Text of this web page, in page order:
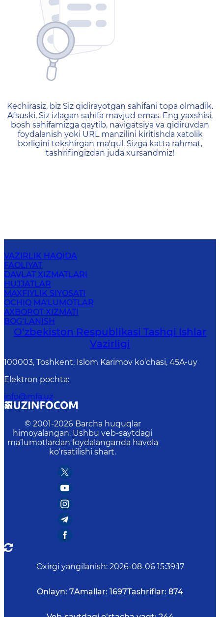
404 — Страница не
Kechirasiz, biz Siz qidirayotgan sahifani topa olmadik.
Afsuski, Siz izlagan sahifa mavjud emas. Eng yaxshisi,
bosh sahifamizga qaytib, navigatsiya va qidiruvdan
foydalanish yoki URL manzilini kiritishda xatolik
borligini tekshirgan ma'qul. Sizga katta rahmat,
tashrifingizdan juda xursandmiz!
VAZIRLIK HAQIDA
FAOLIYAT
DAVLAT XIZMATLARI
HUJJATLAR
MAXFIYLIK SIYOSATI
OCHIQ MA'LUMOTLAR
AXBOROT XIZMATI
BOG‘LANISH
O‘zbеkistоn Rеspublikаsi Tashqi Ishlаr
Vаzirligi
100003, Toshkent, Islom Karimov ko‘chasi, 45A-uy
Elektron pochta:
info@mfa.uz
© 2001-2026 Barcha huquqlar
himoyalangan. Ushbu veb-saytdagi
ma’lumotlardan foydalanganda havola
ko‘rsatilishi shart.
Oxirgi yangilanish: 2026-08-06 15:39:17
Onlayn: 7Amallar: 1697Tashriflar: 874